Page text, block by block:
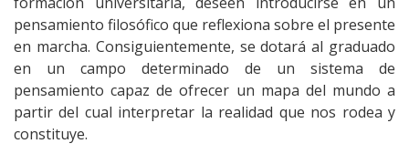
pensamiento filosófico que reflexiona sobre el presente
en marcha. Consiguientemente, se dotará al graduado
en un campo determinado de un sistema de
pensamiento capaz de ofrecer un mapa del mundo a
partir del cual interpretar la realidad que nos rodea y
constituye.